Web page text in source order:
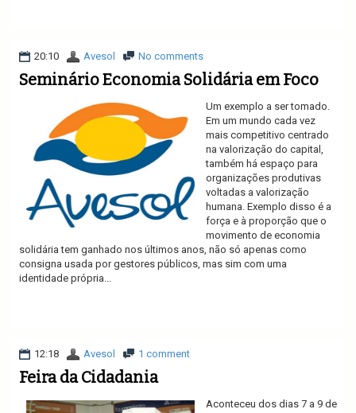
20:10 Avesol No comments
Seminário Economia Solidária em Foco
Um exemplo a ser tomado.
Em um mundo cada vez
mais competitivo centrado
na valorização do capital,
também há espaço para
organizações produtivas
voltadas a valorização
humana. Exemplo disso é a
força e à proporção que o
movimento de economia
solidária tem ganhado nos últimos anos, não só apenas como
consigna usada por gestores públicos, mas sim com uma
identidade própria...
12:18 Avesol 1 comment
Feira da Cidadania
Aconteceu dos dias 7 a 9 de